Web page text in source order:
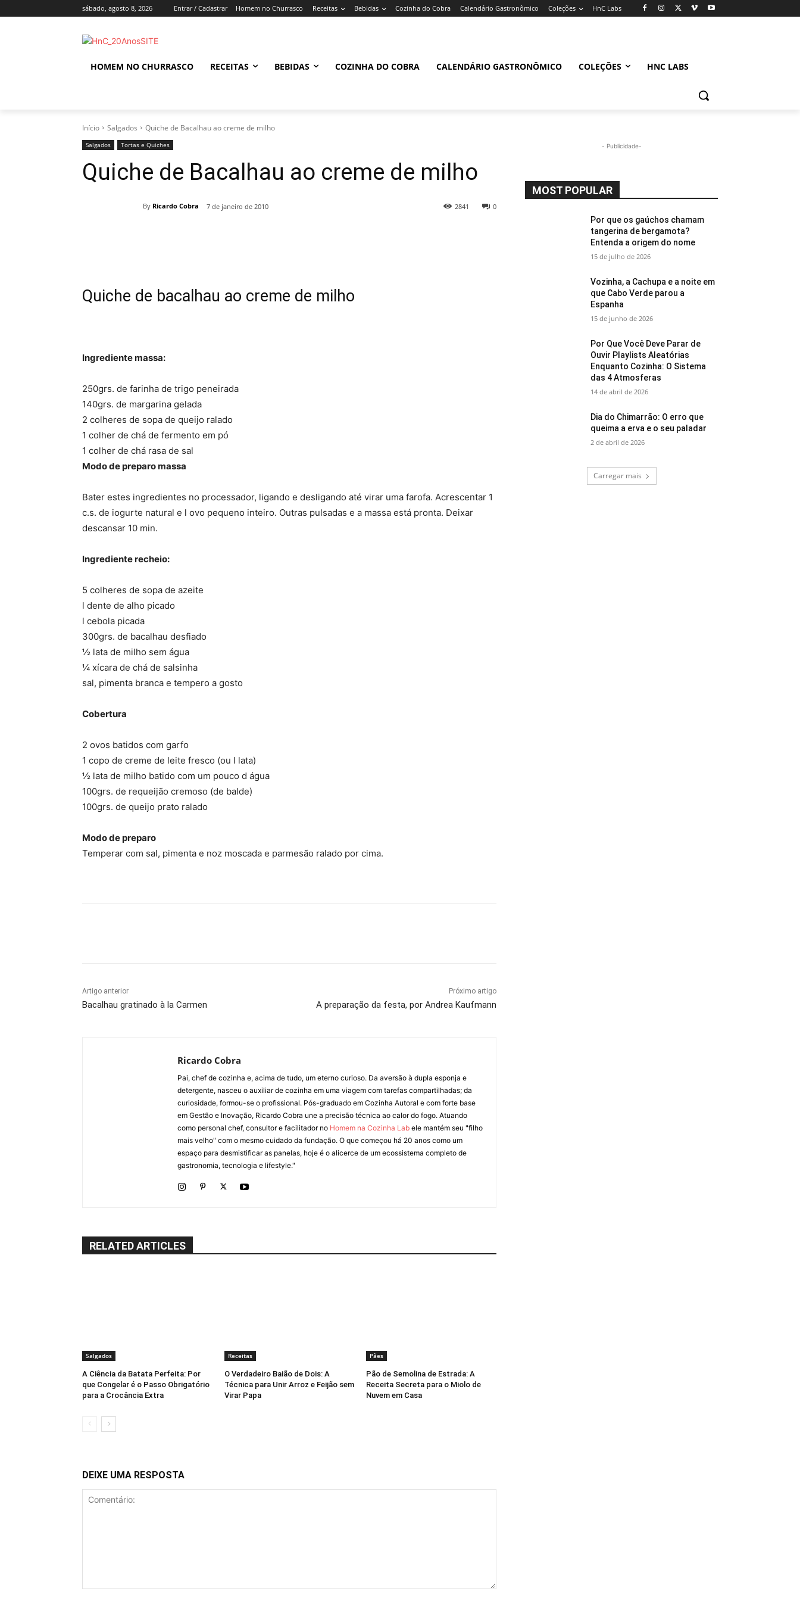
sábado, agosto 8, 2026 Entrar / Cadastrar Homem no Churrasco Receitas Bebidas Cozinha do Cobra Calendário Gastronômico Coleções HnC Labs
HOMEM NO CHURRASCO RECEITAS BEBIDAS COZINHA DO COBRA CALENDÁRIO GASTRONÔMICO COLEÇÕES HNC LABS
Início Salgados Quiche de Bacalhau ao creme de milho
Salgados Tortas e Quiches
Quiche de Bacalhau ao creme de milho
By Ricardo Cobra 7 de janeiro de 2010 0
2841
Quiche de bacalhau ao creme de milho
Ingrediente massa:
250grs. de farinha de trigo peneirada
140grs. de margarina gelada
2 colheres de sopa de queijo ralado
1 colher de chá de fermento em pó
1 colher de chá rasa de sal
Modo de preparo massa
Bater estes ingredientes no processador, ligando e desligando até virar uma farofa. Acrescentar 1
c.s. de iogurte natural e l ovo pequeno inteiro. Outras pulsadas e a massa está pronta. Deixar
descansar 10 min.
Ingrediente recheio:
5 colheres de sopa de azeite
l dente de alho picado
l cebola picada
300grs. de bacalhau desfiado
½ lata de milho sem água
¼ xícara de chá de salsinha
sal, pimenta branca e tempero a gosto
Cobertura
2 ovos batidos com garfo
1 copo de creme de leite fresco (ou l lata)
½ lata de milho batido com um pouco d água
100grs. de requeijão cremoso (de balde)
100grs. de queijo prato ralado
Modo de preparo
Temperar com sal, pimenta e noz moscada e parmesão ralado por cima.
Artigo anterior
Bacalhau gratinado à la Carmen
Próximo artigo
A preparação da festa, por Andrea Kaufmann
Ricardo Cobra
Pai, chef de cozinha e, acima de tudo, um eterno curioso. Da aversão à dupla esponja e
detergente, nasceu o auxiliar de cozinha em uma viagem com tarefas compartilhadas; da
curiosidade, formou-se o profissional. Pós-graduado em Cozinha Autoral e com forte base
em Gestão e Inovação, Ricardo Cobra une a precisão técnica ao calor do fogo. Atuando
como personal chef, consultor e facilitador no Homem na Cozinha Lab ele mantém seu "filho
mais velho" com o mesmo cuidado da fundação. O que começou há 20 anos como um
espaço para desmistificar as panelas, hoje é o alicerce de um ecossistema completo de
gastronomia, tecnologia e lifestyle."
RELATED ARTICLES
Salgados
A Ciência da Batata Perfeita: Por
que Congelar é o Passo Obrigatório
para a Crocância Extra
Receitas
O Verdadeiro Baião de Dois: A
Técnica para Unir Arroz e Feijão sem
Virar Papa
Pães
Pão de Semolina de Estrada: A
Receita Secreta para o Miolo de
Nuvem em Casa
DEIXE UMA RESPOSTA
- Publicidade-
MOST POPULAR
Por que os gaúchos chamam
tangerina de bergamota?
Entenda a origem do nome
15 de julho de 2026
Vozinha, a Cachupa e a noite em
que Cabo Verde parou a
Espanha
15 de junho de 2026
Por Que Você Deve Parar de
Ouvir Playlists Aleatórias
Enquanto Cozinha: O Sistema
das 4 Atmosferas
14 de abril de 2026
Dia do Chimarrão: O erro que
queima a erva e o seu paladar
2 de abril de 2026
Carregar mais